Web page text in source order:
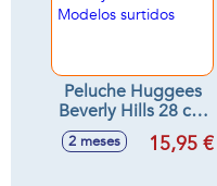
Peluche Huggees
Beverly Hills 28 cm
- Modelos surtidos
2 meses 15,95 €